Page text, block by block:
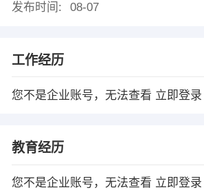
发布时间:
08-07
工作经历
您不是企业账号，无法查看 立即登录
教育经历
您不是企业账号，无法查看 立即登录